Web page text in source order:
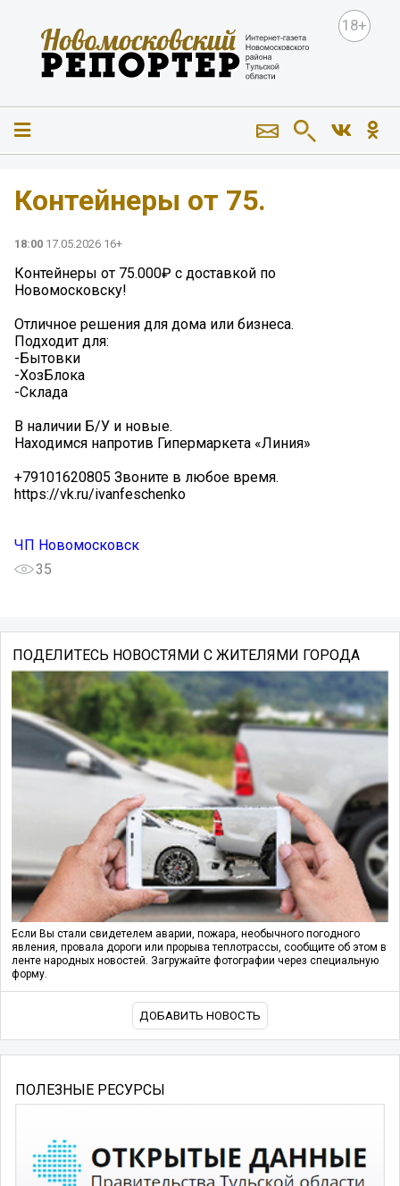
18+
Контейнеры от 75.
18:00 17.05.2026 16+
Контейнеры от 75.000₽ с доставкой по
Новомосковску!
Отличное решения для дома или бизнеса.
Подходит для:
-Бытовки
-ХозБлока
-Склада
В наличии Б/У и новые.
Находимся напротив Гипермаркета «Линия»
+79101620805 Звоните в любое время.
https://vk.ru/ivanfeschenko
ЧП Новомосковск
35
ПОДЕЛИТЕСЬ НОВОСТЯМИ С ЖИТЕЛЯМИ ГОРОДА
Если Вы стали свидетелем аварии, пожара, необычного погодного
явления, провала дороги или прорыва теплотрассы, сообщите об этом в
ленте народных новостей. Загружайте фотографии через специальную
форму.
ДОБАВИТЬ НОВОСТЬ
ПОЛЕЗНЫЕ РЕСУРСЫ